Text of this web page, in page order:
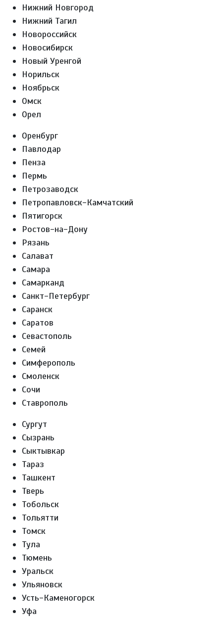
Нижний Новгород
Нижний Тагил
Новороссийск
Новосибирск
Новый Уренгой
Норильск
Ноябрьск
Омск
Орел
Оренбург
Павлодар
Пенза
Пермь
Петрозаводск
Петропавловск-Камчатский
Пятигорск
Ростов-на-Дону
Рязань
Салават
Самара
Самарканд
Санкт-Петербург
Саранск
Саратов
Севастополь
Семей
Симферополь
Смоленск
Сочи
Ставрополь
Сургут
Сызрань
Сыктывкар
Тараз
Ташкент
Тверь
Тобольск
Тольятти
Томск
Тула
Тюмень
Уральск
Ульяновск
Усть-Каменогорск
Уфа